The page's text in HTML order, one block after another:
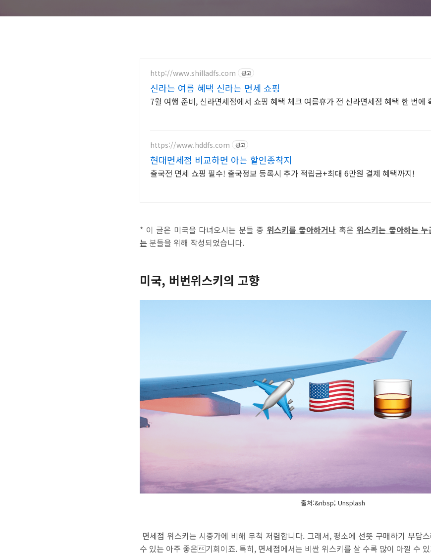
http://www.shilladfs.com 광고
신라는 여름 혜택 신라는 면세 쇼핑
7월 여행 준비, 신라면세점에서 쇼핑 혜택 체크 여름휴가 전 신라면세점 혜택 한 번에
https://www.hddfs.com 광고
현대면세점 비교하면 아는 할인종착지
출국전 면세 쇼핑 필수! 출국정보 등록시 추가 적립금+최대 6만원 결제 혜택까지!
* 이 글은 미국을 다녀오시는 분들 중 위스키를 좋아하거나 혹은 위스키는 좋아하는
는 분들을 위해 작성되었습니다.
미국, 버번위스키의 고향
출처:&nbsp; Unsplash
면세점 위스키는 시중가에 비해 무척 저렴합니다. 그래서, 평소에 선뜻 구매하기 부담
수 있는 아주 좋은기회이죠. 특히, 면세점에서는 비싼 위스키를 살 수록 많이 아낄 수